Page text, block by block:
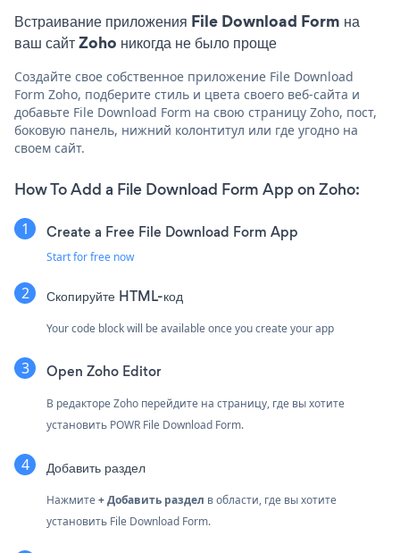
Встраивание приложения File Download Form на
ваш сайт Zoho никогда не было проще
Создайте свое собственное приложение File Download
Form Zoho, подберите стиль и цвета своего веб-сайта и
добавьте File Download Form на свою страницу Zoho, пост,
боковую панель, нижний колонтитул или где угодно на
своем сайт.
How To Add a File Download Form App on Zoho:
Create a Free File Download Form App
Start for free now
Скопируйте HTML-код
Your code block will be available once you create your app
Open Zoho Editor
В редакторе Zoho перейдите на страницу, где вы хотите
установить POWR File Download Form.
Добавить раздел
Нажмите+ Добавить раздел в области, где вы хотите
установить File Download Form.